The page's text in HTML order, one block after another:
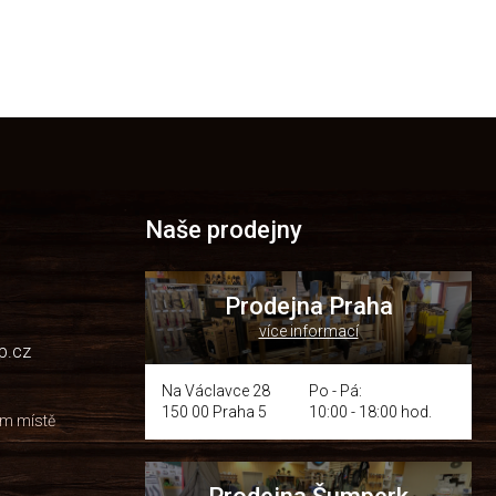
místě
Naše prodejny
Prodejna Praha
více informací
Na Václavce 28
150 00 Praha 5
Po - Pá:
10:00 - 18:00 hod.